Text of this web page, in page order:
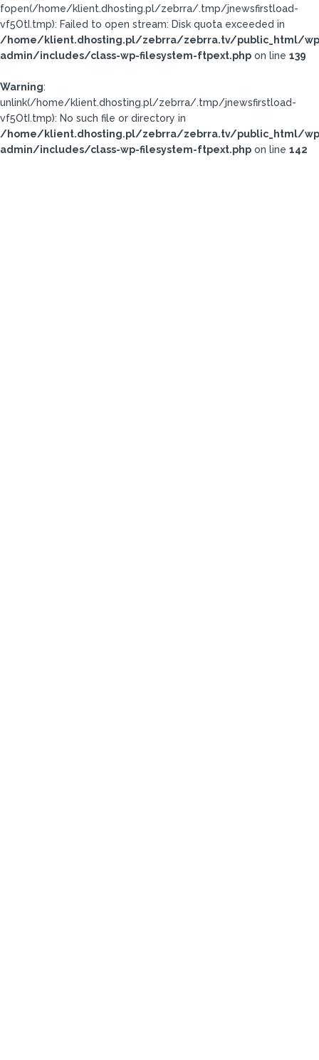
fopen(/home/klient.dhosting.pl/zebrra/.tmp/jnewsfirstload-
vf5OtI.tmp): Failed to open stream: Disk quota exceeded in
/home/klient.dhosting.pl/zebrra/zebrra.tv/public_html/
admin/includes/class-wp-filesystem-ftpext.php on line 139
Warning:
unlink(/home/klient.dhosting.pl/zebrra/.tmp/jnewsfirstload-
vf5OtI.tmp): No such file or directory in
/home/klient.dhosting.pl/zebrra/zebrra.tv/public_html/
admin/includes/class-wp-filesystem-ftpext.php on line 142